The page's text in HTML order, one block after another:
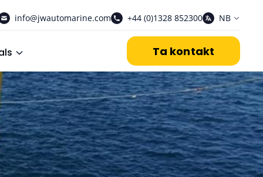
info@jwautomarine.com +44 (0)1328 852300 NB
Ta kontakt